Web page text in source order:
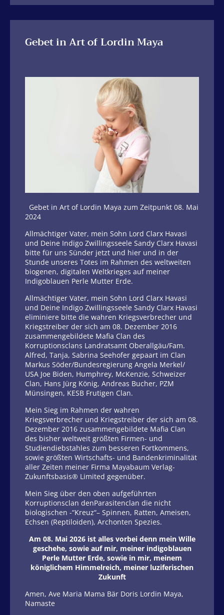
Gebet in Art of Lordin Maya
Gebet in Art of Lordin Maya zum Zeitpunkt 08. Mai
2024
Allmächtiger Vater, mein Sohn Lord Clarx Havasi
und Deine Indigo Zwillingsseele Sandy Clarx Havasi
bitte für uns Sünder jetzt und hier und in der
Stunde unseres Totes im Rahmen des weltweiten
biogenen, digitalen Weltkrieges auf meiner
Indigoblauen Perle Mutter Erde.
Allmächtiger Vater, mein Sohn Lord Clarx Havasi
und Deine Indigo Zwillingsseele Sandy Clarx Havasi
eliminiere bitte die wahren Kriegsverbrecher und
Kriegstreiber der sich am 08. Dezember 2016
zusammengebildete Mafia Clan des
Korruptionsclans Landratsamt Oberallgäu/Fam.
Alfred, Tanja, Sabrina Seehofer gepaart im Clan
Markus Söder/Bundesregierung Angela Merkel/
USA Joe Biden, Humphrey, McKenzie, Schweizer
Clan, Hans Jürg König, Andreas Bucher, PZM
Münsingen, KESB Frutigen Clan.
Mein Sieg im Rahmen der wahren
Kriegsverbrecher und Kriegstreiber der sich am 08.
Dezember 2016 zusammengebildete Mafia Clan
des bisher weltweit größten Firmen- und
Studiendiebstahles zum besseren Fortkommens,
sowie größten Wirtschafts- und Bandenkriminalität
aller Zeiten meiner Firma Mayabaum Verlag-
Zukunftsbasis® Limited gegenüber.
Mein Sieg über den oben aufgeführten
Korruptionsclan denParasitenclan die nicht
biologischen -“Kreuz“– Spinnen, Ratten, Ameisen,
Echsen (Reptiloiden), Archonten Spezies.
Am 08. Mai 2026 ist alles vorbei denn mein Wille
geschehe, sowie auf mir, meiner indigoblauen
Perle Mutter Erde, sowie in mir, meinem
königlichem Himmelreich, meiner luziferischen
Zukunft
Amen, Ave Maria Mama Bär Doris Lordin Maya,
Namaste